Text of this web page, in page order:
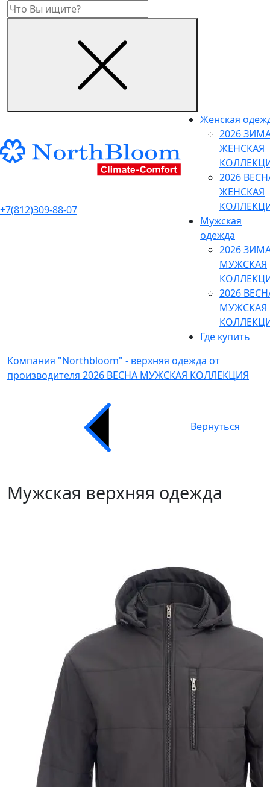
+7(812)309-88-07
Женская
2026
ЖЕНСКАЯ
2026
ЖЕНСКАЯ
Мужская
одежда
2026
МУЖСКАЯ
2026
МУЖСКАЯ
Где купить
Компания "Northbloom" - верхняя одежда от
производителя 2026 ВЕСНА МУЖСКАЯ КОЛЛЕКЦИЯ
Вернуться
Мужская верхняя одежда